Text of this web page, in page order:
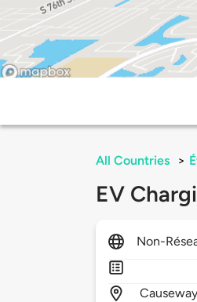
All Countries >
EV
Non-